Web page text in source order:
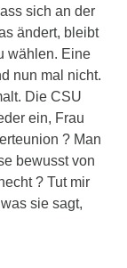
sich an der
ändert, bleibt
wählen. Eine
nun mal nicht.
Die CSU
ein, Frau
? Man
bewusst von
? Tut mir
sie sagt,